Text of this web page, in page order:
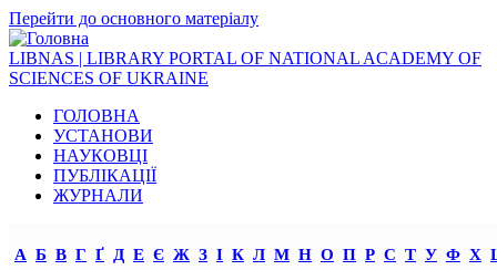
Перейти до основного матеріалу
LIBNAS | LIBRARY PORTAL OF NATIONAL ACADEMY OF
SCIENCES OF UKRAINE
ГОЛОВНА
УСТАНОВИ
НАУКОВЦІ
ПУБЛІКАЦІЇ
ЖУРНАЛИ
А Б В Г Ґ Д Е Є Ж З І К Л М Н О П Р С Т У Ф Х